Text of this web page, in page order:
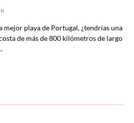
mejor playa de Portugal, ¿tendrías una
de más de 800 kilómetros de largo